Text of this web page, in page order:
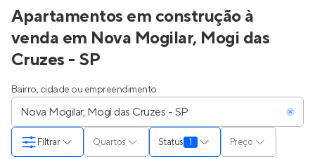
Apartamentos em construção à
venda em Nova Mogilar, Mogi das
Cruzes - SP
Bairro, cidade ou empreendimento
Quartos Status 1 Preço
Filtrar